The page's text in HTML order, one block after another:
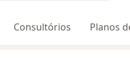
Consultórios Planos